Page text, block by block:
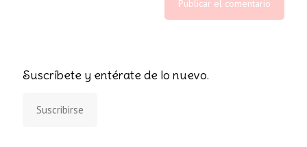
Suscríbete y entérate de lo nuevo.
Suscribirse